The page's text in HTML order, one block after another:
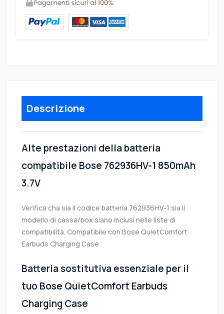
Descrizione
Alte prestazioni della batteria
compatibile Bose 762936HV-1 850mAh
3.7V
Verifica cha sia il codice batteria 762936HV-1 sia il
modello di cassa/box siano inclusi nelle liste di
compatibilità. Compatibile con Bose QuietComfort
Earbuds Charging Case
Batteria sostitutiva essenziale per il
tuo Bose QuietComfort Earbuds
Charging Case